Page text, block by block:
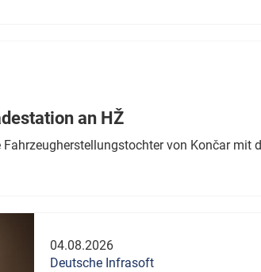
an HŽ
von Končar mit
04.08.2026
Deutsche Infrasoft